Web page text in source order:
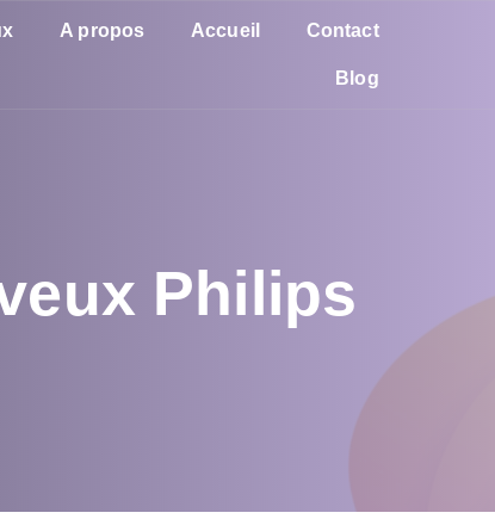
A propos Accueil Contact
Blog
Philips